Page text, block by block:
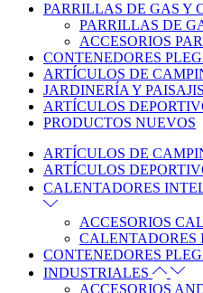
PARRILLAS DE GAS Y
PARRILLAS DE
ACCESORIOS
CONTENEDORES
ARTÍCULOS DE
JARDINERÍA Y
ARTÍCULOS
PRODUCTOS NUEVOS
ARTÍCULOS DE
ARTÍCULOS
CALENTADORES
ACCESORIOS
CALENTADORES
CONTENEDORES
INDUSTRIALES
ACCESORIOS